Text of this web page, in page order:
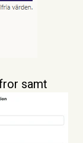
samt